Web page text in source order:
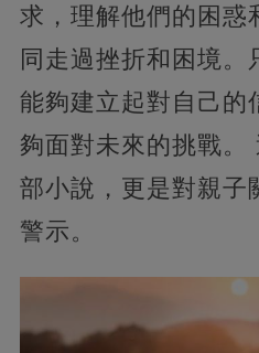
求，理解他們的困惑
同走過挫折和困境。
能夠建立起對自己的
夠面對未來的挑戰。
部小說，更是對親子
警示。